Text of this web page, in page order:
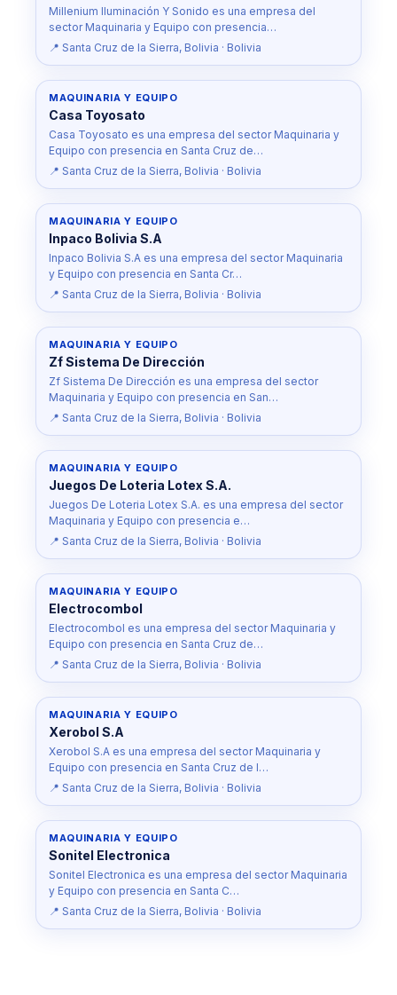
Millenium Iluminación Y Sonido es una empresa del
sector Maquinaria y Equipo con presencia…
📍 Santa Cruz de la Sierra, Bolivia · Bolivia
MAQUINARIA Y EQUIPO
Casa Toyosato
Casa Toyosato es una empresa del sector Maquinaria y
Equipo con presencia en Santa Cruz de…
📍 Santa Cruz de la Sierra, Bolivia · Bolivia
MAQUINARIA Y EQUIPO
Inpaco Bolivia S.A
Inpaco Bolivia S.A es una empresa del sector Maquinaria
y Equipo con presencia en Santa Cr…
📍 Santa Cruz de la Sierra, Bolivia · Bolivia
MAQUINARIA Y EQUIPO
Zf Sistema De Dirección
Zf Sistema De Dirección es una empresa del sector
Maquinaria y Equipo con presencia en San…
📍 Santa Cruz de la Sierra, Bolivia · Bolivia
MAQUINARIA Y EQUIPO
Juegos De Loteria Lotex S.A.
Juegos De Loteria Lotex S.A. es una empresa del sector
Maquinaria y Equipo con presencia e…
📍 Santa Cruz de la Sierra, Bolivia · Bolivia
MAQUINARIA Y EQUIPO
Electrocombol
Electrocombol es una empresa del sector Maquinaria y
Equipo con presencia en Santa Cruz de…
📍 Santa Cruz de la Sierra, Bolivia · Bolivia
MAQUINARIA Y EQUIPO
Xerobol S.A
Xerobol S.A es una empresa del sector Maquinaria y
Equipo con presencia en Santa Cruz de l…
📍 Santa Cruz de la Sierra, Bolivia · Bolivia
MAQUINARIA Y EQUIPO
Sonitel Electronica
Sonitel Electronica es una empresa del sector Maquinaria
y Equipo con presencia en Santa C…
📍 Santa Cruz de la Sierra, Bolivia · Bolivia